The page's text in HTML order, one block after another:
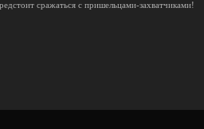
сражаться с пришельцами-захватчиками!